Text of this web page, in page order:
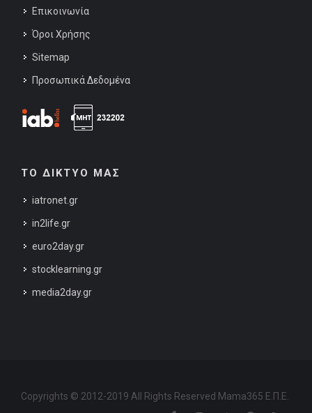
Επικοινωνία
Όροι Χρήσης
Sitemap
Προσωπικά Δεδομένα
ΤΟ ΔΙΚΤΥΟ ΜΑΣ
iatronet.gr
in2life.gr
euro2day.gr
stocklearning.gr
media2day.gr
Copyrights © 2012-2019 All Rights Reserved Mama365 Ε.Π.Ε.